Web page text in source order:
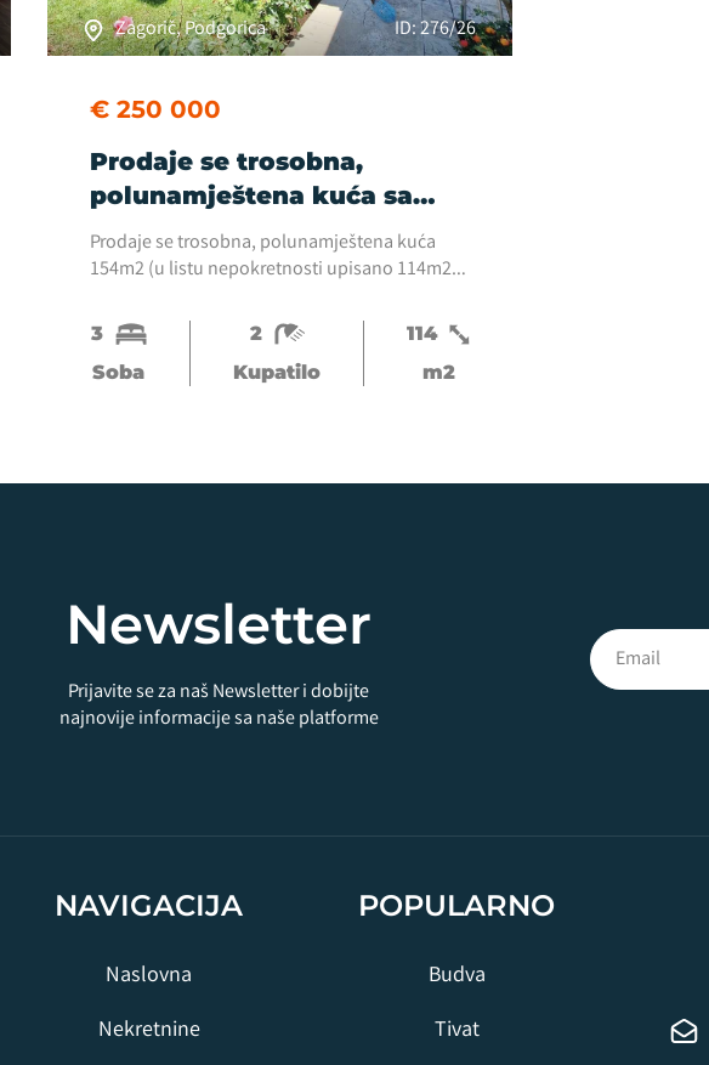
Zagorič, Podgorica ID: 276/26
€ 250 000
Prodaje se trosobna,
polunamještena kuća sa
placem na odličnoj lokaciji
u Zagoriču, Podgorica.
Prodaje se trosobna, polunamještena kuća
154m2 (u listu nepokretnosti upisano 114m2)
Podgorica.Podrum, prizemlje, sprat.Struktura
kuće:...
3
Soba
2
Kupatilo
114
m2
Newsletter
Prijavite se za naš Newsletter i dobijte
najnovije informacije sa naše platforme
NAVIGACIJA
Naslovna
Nekretnine
POPULARNO
Budva
Tivat